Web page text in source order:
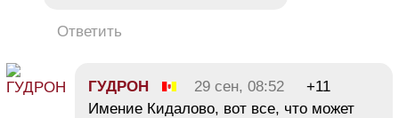
Ответить
ГУДРОН 29 сен, 08:52
+11
Имение Кидалово, вот все, что может